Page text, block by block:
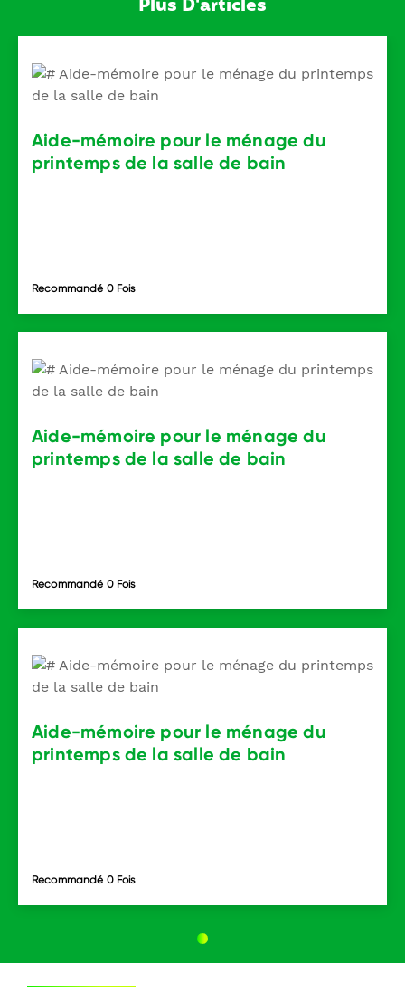
Plus D'articles
Aide-mémoire pour le ménage du
printemps de la salle de bain
Recommandé 0 Fois
Aide-mémoire pour le ménage du
printemps de la salle de bain
Recommandé 0 Fois
Aide-mémoire pour le ménage du
printemps de la salle de bain
Recommandé 0 Fois